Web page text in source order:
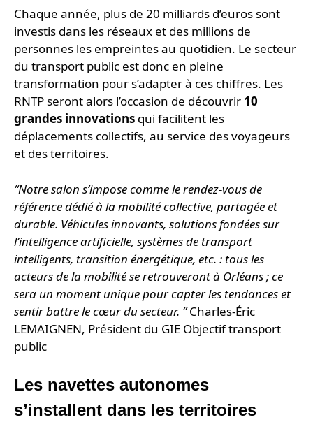
Chaque année, plus de 20 milliards d’euros sont
investis dans les réseaux et des millions de
personnes les empreintes au quotidien. Le secteur
du transport public est donc en pleine
transformation pour s’adapter à ces chiffres. Les
RNTP seront alors l’occasion de découvrir 10
grandes innovations qui facilitent les
déplacements collectifs, au service des voyageurs
et des territoires.
“Notre salon s’impose comme le rendez-vous de
référence dédié à la mobilité collective, partagée et
durable. Véhicules innovants, solutions fondées sur
l’intelligence artificielle, systèmes de transport
intelligents, transition énergétique, etc. : tous les
acteurs de la mobilité se retrouveront à Orléans ; ce
sera un moment unique pour capter les tendances et
sentir battre le cœur du secteur. ”Charles-Éric
LEMAIGNEN, Président du GIE Objectif transport
public
Les navettes autonomes
s’installent dans les territoires